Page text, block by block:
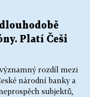
Platí Češi
rozdíl mezi
národní banky a
subjektů,